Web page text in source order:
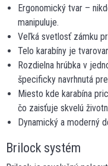
Ergonomický tvar –
manipuluje.
Veľká svetlosť zámku
Telo karabíny je
Rozdielna hrúbka v
špecificky navrhnutá
Miesto kde karabína
čo zaisťuje skvelú
Dynamický a moderný
Brilock systém